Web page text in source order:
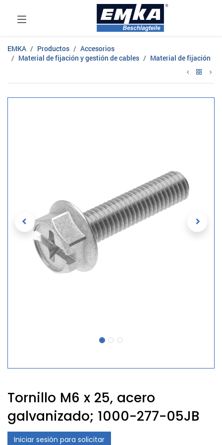
EMKA Productos
Accesorios
Material de fijación y gestión de cables
Material de fijación
Tornillo M6 x 25, acero
galvanizado; 1000-277-05JB
Iniciar sesión para solicitar